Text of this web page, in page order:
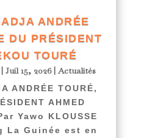
ANDRÉE
DU PRÉSIDENT
TOURÉ
Juil 15, 2026|Actualités
ANDRÉE TOURÉ,
AHMED
Yawo KLOUSSE
La Guinée est en